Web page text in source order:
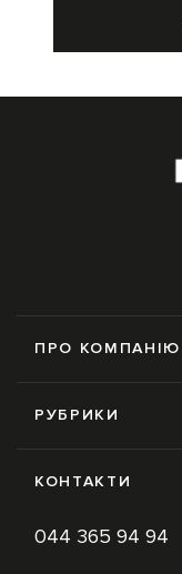
ПРО КОМПАНІЮ
Контакти
РУБРИКИ
Trends
КОНТАКТИ
044 365 94 94